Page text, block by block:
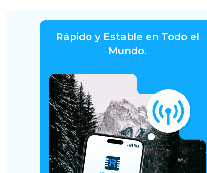
Rápido y Estable en Todo el
Mundo.